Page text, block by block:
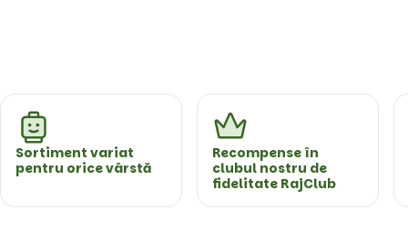
Sortiment variat
pentru orice vârstă
Recompense în
clubul nostru de
fidelitate RajClub